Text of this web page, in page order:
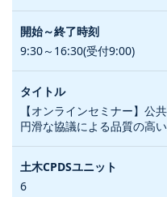
9:30～16:30(受付9:00)
【オンラインセミナー】公
円滑な協議による品質の高
6